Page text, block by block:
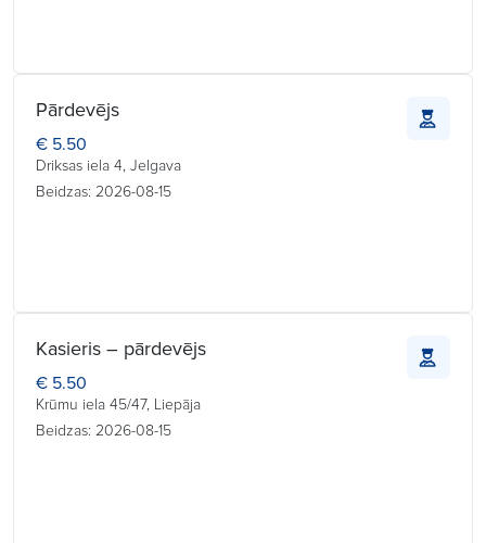
Pārdevējs
€ 5.50
Driksas iela 4, Jelgava
Beidzas: 2026-08-15
Kasieris – pārdevējs
€ 5.50
Krūmu iela 45/47, Liepāja
Beidzas: 2026-08-15